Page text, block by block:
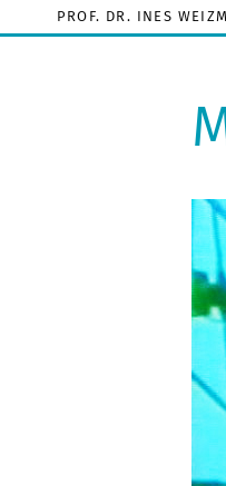
PROF. DR. INES